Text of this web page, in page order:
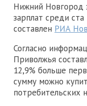
Нижний Новгород
зарплат среди
составлен РИА
Согласно
Приволжья
12,9% больше
сумму можно
потребительских